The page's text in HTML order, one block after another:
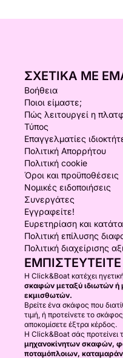
ΣΧΕΤΙΚΆ ΜΕ
Βοήθεια
Ποιοι είμαστε;
Πώς λειτουργεί η
Τύπος
Επαγγελματίες
Πολιτική Απορρήτου
Πολιτική cookie
Όροι και προϋποθέσεις
Νομικές ειδοποιήσεις
Συνεργάτες
Εγγραφείτε!
Ευρετηρίαση και
Πολιτική επίλυσης
Πολιτική διαχείρισης
Η Click&Boat κατέχει
σκαφών μεταξύ ιδιωτών
εκμισθωτών.
Βρείτε ένα σκάφος που
τιμή, ή προτείνετε το
αποκομίσετε έξτρα κέρδος.
Η Click&Boat σάς προτείνει
μηχανοκίνητων σκαφών,
ποταμόπλοιων,